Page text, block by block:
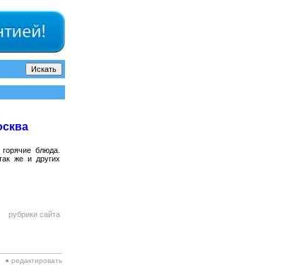
блюда.
же и других
рубрики сайта
● редактировать